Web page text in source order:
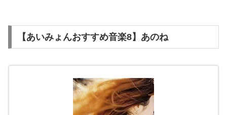
【あいみょんおすすめ音楽8】あのね